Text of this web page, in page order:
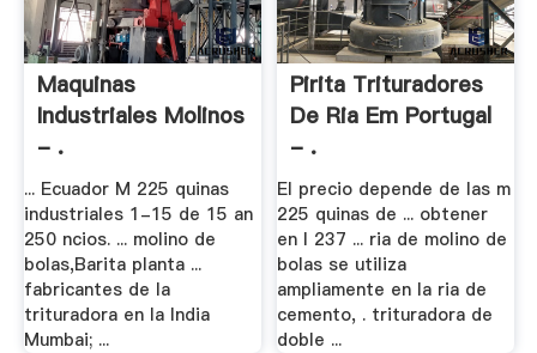
Maquinas
Industriales Molinos
- .
... Ecuador M 225 quinas
industriales 1-15 de 15 an
250 ncios. ... molino de
bolas,Barita planta ...
fabricantes de la
trituradora en la India
Mumbai; ...
Pirita Trituradores
De Ria Em Portugal
- .
El precio depende de las m
225 quinas de ... obtener
en l 237 ... ria de molino de
bolas se utiliza
ampliamente en la ria de
cemento, . trituradora de
doble ...